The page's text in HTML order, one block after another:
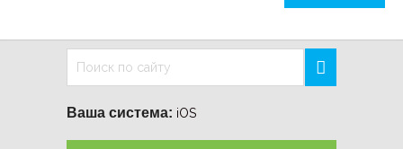
Ваша система: iOS